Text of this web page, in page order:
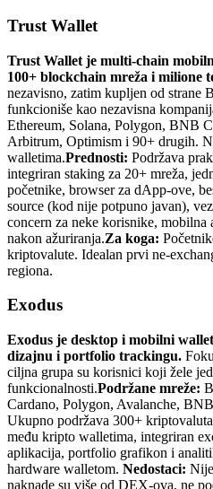
Trust Wallet
Trust Wallet je multi-chain
100+ blockchain mreža i milione
nezavisno, zatim kupljen od strane
funkcioniše kao nezavisna
Ethereum, Solana, Polygon, BNB
Arbitrum, Optimism i 90+ drugih.
walletima.Prednosti: Podržava
integriran staking za 20+ mreža,
početnike, browser za dApp-ove,
source (kod nije potpuno javan),
concern za neke korisnike,
nakon ažuriranja.Za koga:
kriptovalute. Idealan prvi ne-
regiona.
Exodus
Exodus je desktop i mobilni
dizajnu i portfolio trackingu.
ciljna grupa su korisnici koji žele
funkcionalnosti.Podržane mreže:
Cardano, Polygon, Avalanche,
Ukupno podržava 300+
među kripto walletima, integriran
aplikacija, portfolio grafikon i
hardware walletom. Nedostaci:
naknade su više od DEX-ova, ne